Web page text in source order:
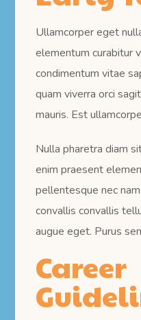
Ullamcorper eget
elementum curabitur
condimentum vitae
quam viverra orci
mauris. Est
Nulla pharetra diam
enim praesent
pellentesque nec
convallis convallis
augue eget. Purus
Career